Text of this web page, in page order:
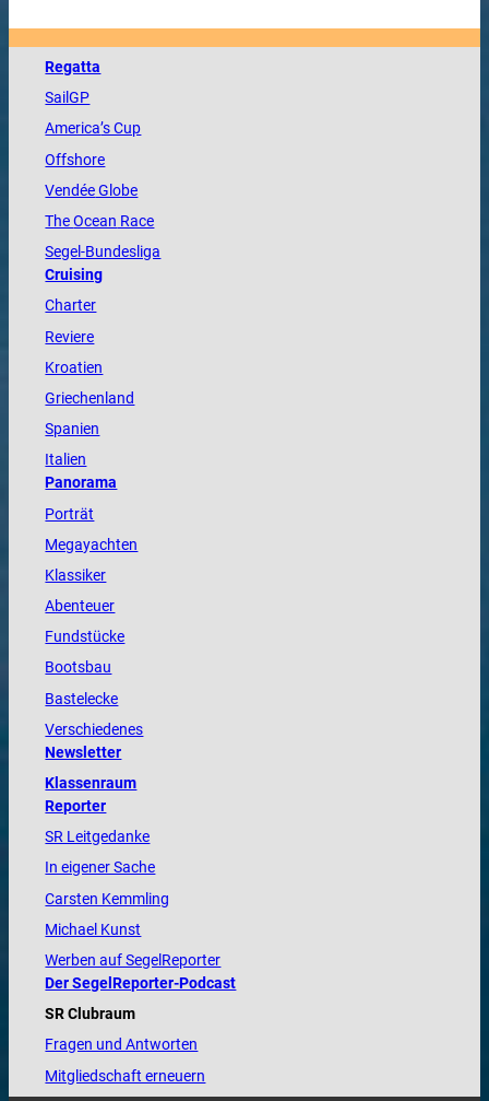
Regatta
SailGP
America’s Cup
Offshore
VendéeGlobe
TheOcean Race
Segel-Bundesliga
Cruising
Charter
Reviere
Kroatien
Griechenland
Spanien
Italien
Panorama
Porträt
Megayachten
Klassiker
Abenteuer
Fundstücke
Bootsbau
Bastelecke
Verschiedenes
Newsletter
Klassenraum
Reporter
SR Leitgedanke
In eigener Sache
Carsten Kemmling
Michael Kunst
Werben auf SegelReporter
Der SegelReporter-Podcast
SR Clubraum
Fragen und Antworten
Mitgliedschaft erneuern